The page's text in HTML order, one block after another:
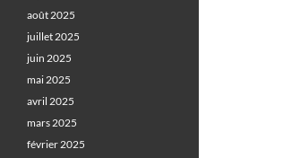
août 2025
juillet 2025
juin 2025
mai 2025
avril 2025
mars 2025
février 2025